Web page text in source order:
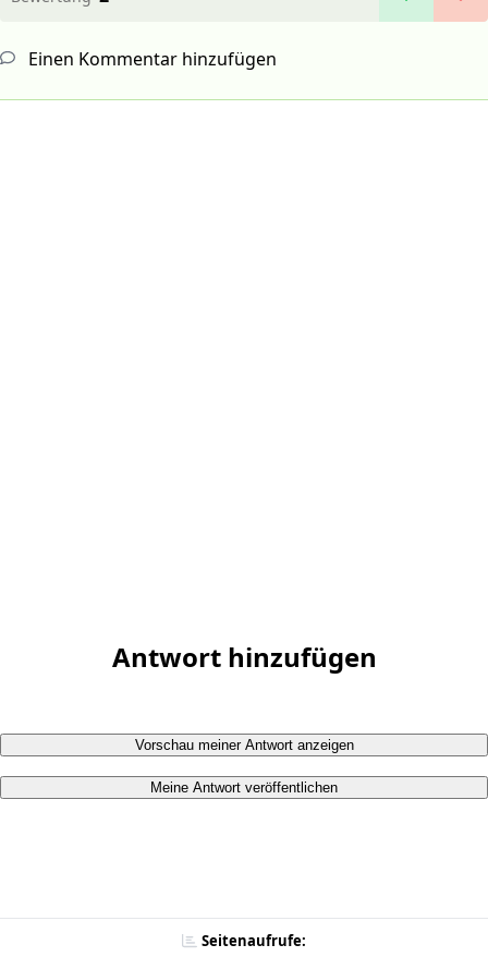
Einen Kommentar hinzufügen
Antwort hinzufügen
Vorschau meiner Antwort anzeigen
Meine Antwort veröffentlichen
Seitenaufrufe: